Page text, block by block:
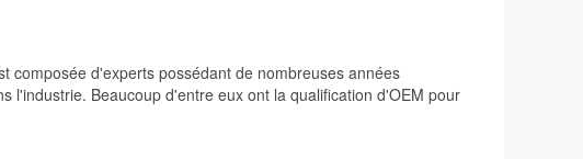
composée d'experts possédant de nombreuses années
l'industrie. Beaucoup d'entre eux ont la qualification d'OEM pour